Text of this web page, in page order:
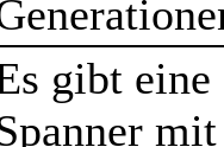
gibt